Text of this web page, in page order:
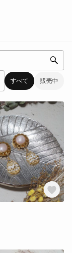
すべて 販売中